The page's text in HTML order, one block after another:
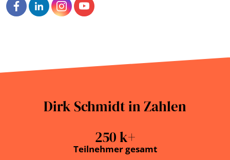
Dirk Schmidt in Zahlen
250k+
Teilnehmer gesamt